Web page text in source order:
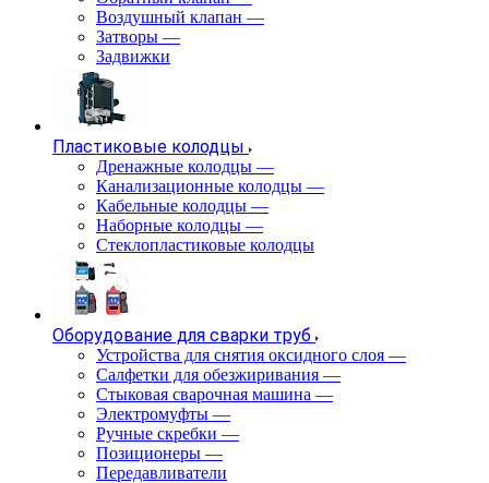
Воздушный клапан —
Затворы —
Задвижки
Пластиковые колодцы
Дренажные колодцы —
Канализационные колодцы —
Кабельные колодцы —
Наборные колодцы —
Стеклопластиковые колодцы
Оборудование для сварки труб
Устройства для снятия оксидного слоя —
Салфетки для обезжиривания —
Стыковая сварочная машина —
Электромуфты —
Ручные скребки —
Позиционеры —
Передавливатели